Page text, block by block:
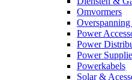
Omvormers
Power
Power
Power
Powerkabels
Solar &